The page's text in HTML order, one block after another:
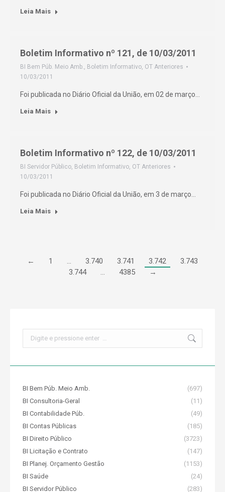
Leia Mais
Boletim Informativo nº 121, de 10/03/2011
BI Bem Púb. Meio Amb., Boletim Informativo, OT Anteriores
10/03/2011
Foi publicada no Diário Oficial da União, em 02 de março…
Leia Mais
Boletim Informativo nº 122, de 10/03/2011
BI Servidor Público, Boletim Informativo, OT Anteriores
10/03/2011
Foi publicada no Diário Oficial da União, em 3 de março…
Leia Mais
← 1 … 3.740 3.741 3.742
3.743
3.744
… 4385 →
BI Bem Púb. Meio Amb.
(697)
BI Consultoria-Geral
(11)
BI Contabilidade Púb.
(49)
BI Contas Públicas
(185)
BI Direito Público
(3723)
BI Licitação e Contrato
(147)
BI Planej. Orçamento Gestão
(1153)
BI Saúde
(24)
BI Servidor Público
(283)